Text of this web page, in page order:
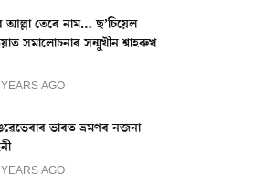
আল্লা তেৰে নাম… ছ’চিয়েল
সমালোচনাৰ সন্মুখীন শ্বাহৰুখ
AGO
ভাৰত ভ্ৰমণৰ নজনা
AGO